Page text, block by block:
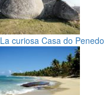
La curiosa Casa do Penedo